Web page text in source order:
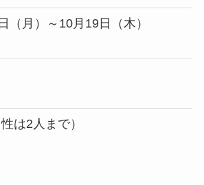
（月）～10月19日（木）
は2人まで）